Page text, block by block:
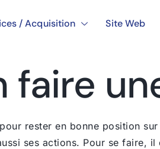
/ Acquisition Site Web
rester en bonne position
ses actions. Pour se faire,